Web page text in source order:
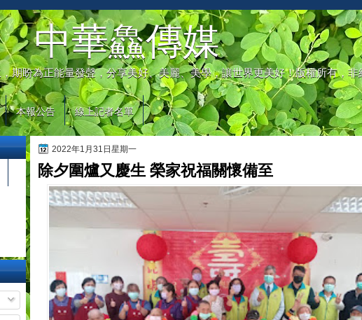
中華鱻傳媒
期盼為正能量發聲，分享美好、美麗、美學，讓世界更美好！版權所有，
本報公告 線上記者名單
2022年1月31日星期一
除夕圍爐又慶生 榮家祝福關懷備至